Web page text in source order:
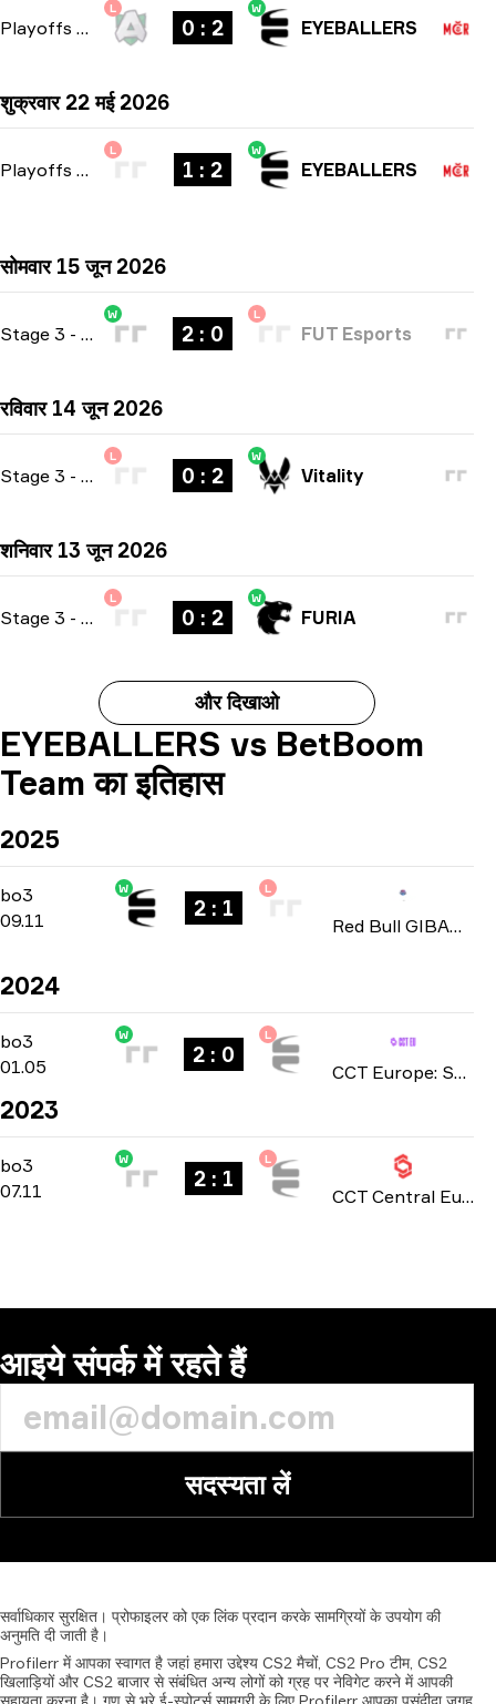
Playoffs bo3
L
0 : 2
W
EYEBALLERS
शुक्रवार 22 मई 2026
Playoffs
L
1 : 2
W
EYEBALLERS
सोमवार 15 जून 2026
Stage 3 - bo3
W
2 : 0
L
FUT Esports
रविवार 14 जून 2026
Stage 3 - bo3
L
0 : 2
W
Vitality
शनिवार 13 जून 2026
Stage 3 - bo3
L
0 : 2
W
FURIA
और दिखाओ
EYEBALLERS vs BetBoom
Team का इतिहास
2025
bo3 -bo3
09.11
W
2 : 1
L
Red Bull GIBAWAY JOURNEY 2025
2024
bo3 -bo3
01.05
W
2 : 0
L
CCT Europe: Season 1 2024
2023
bo3 -bo3
07.11
W
2 : 1
L
CCT Central Europe: Season 8 2023
आइये संपर्क में रहते हैं
सदस्यता लें
सर्वाधिकार सुरक्षित। प्रोफाइलर को एक लिंक प्रदान करके सामग्रियों के उपयोग की
अनुमति दी जाती है।
Profilerr में आपका स्वागत है जहां हमारा उद्देश्य CS2 मैचों, CS2 Pro टीम, CS2
खिलाड़ियों और CS2 बाजार से संबंधित अन्य लोगों को ग्रह पर नेविगेट करने में आपकी
सहायता करना है। गुण से भरे ई-स्पोर्ट्स सामग्री के लिए Profilerr आपका पसंदीदा जगह